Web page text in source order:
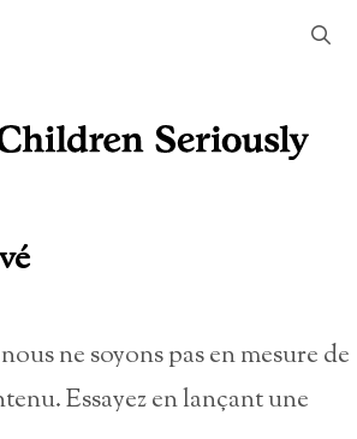
ne soyons pas en mesure de
Essayez en lançant une